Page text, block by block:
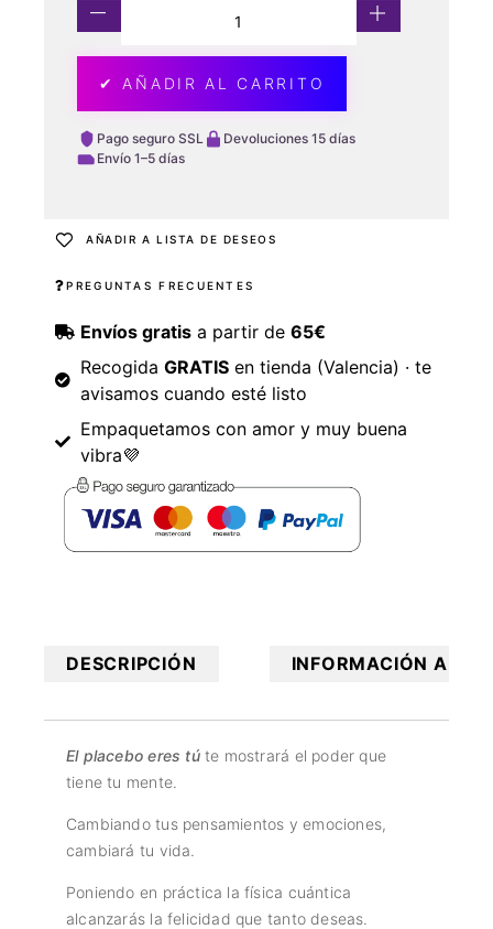
✔ AÑADIR AL CARRITO
Pago seguro SSL
Devoluciones 15 días
Envío 1–5 días
AÑADIR A LISTA DE DESEOS
PREGUNTAS FRECUENTES
Envíos gratisa partir de 65€
Recogida GRATISen tienda (Valencia) · te
avisamos cuando esté listo
Empaquetamos con amor y muy buena
vibra💜
DESCRIPCIÓN INFORMACIÓN
El placebo eres tú te mostrará el poder que
tiene tu mente.
Cambiando tus pensamientos y emociones,
cambiará tu vida.
Poniendo en práctica la física cuántica
alcanzarás la felicidad que tanto deseas.